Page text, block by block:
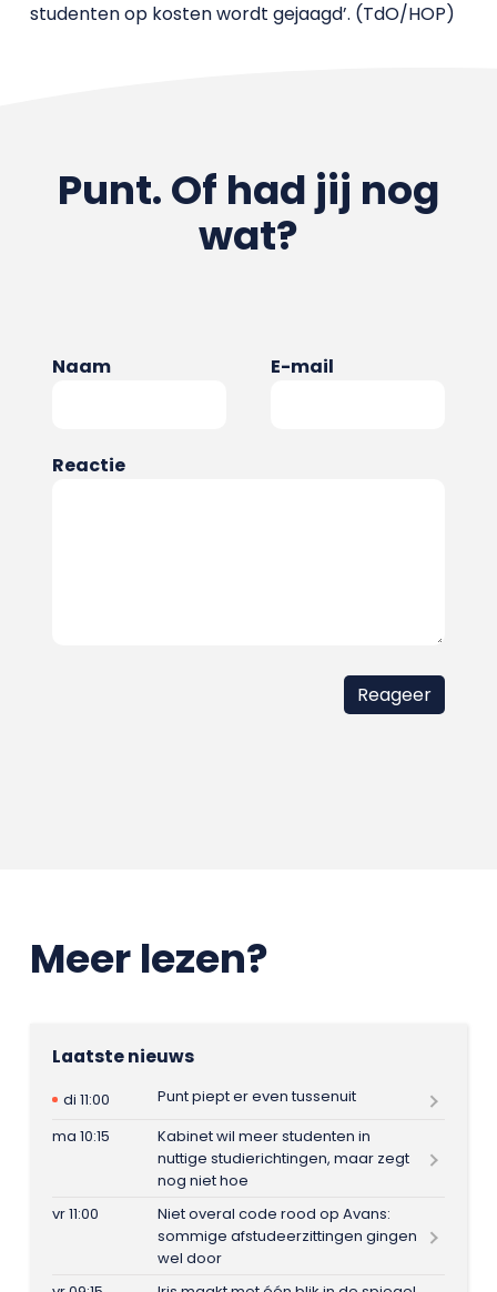
studenten op kosten wordt gejaagd’. (TdO/HOP)
Punt. Of had jij nog
wat?
Naam E-mail
Reactie
Meer lezen?
Laatste nieuws
di 11:00
Punt piept er even tussenuit
ma 10:15
Kabinet wil meer studenten in
nuttige studierichtingen, maar zegt
nog niet hoe
vr 11:00
Niet overal code rood op Avans:
sommige afstudeerzittingen gingen
wel door